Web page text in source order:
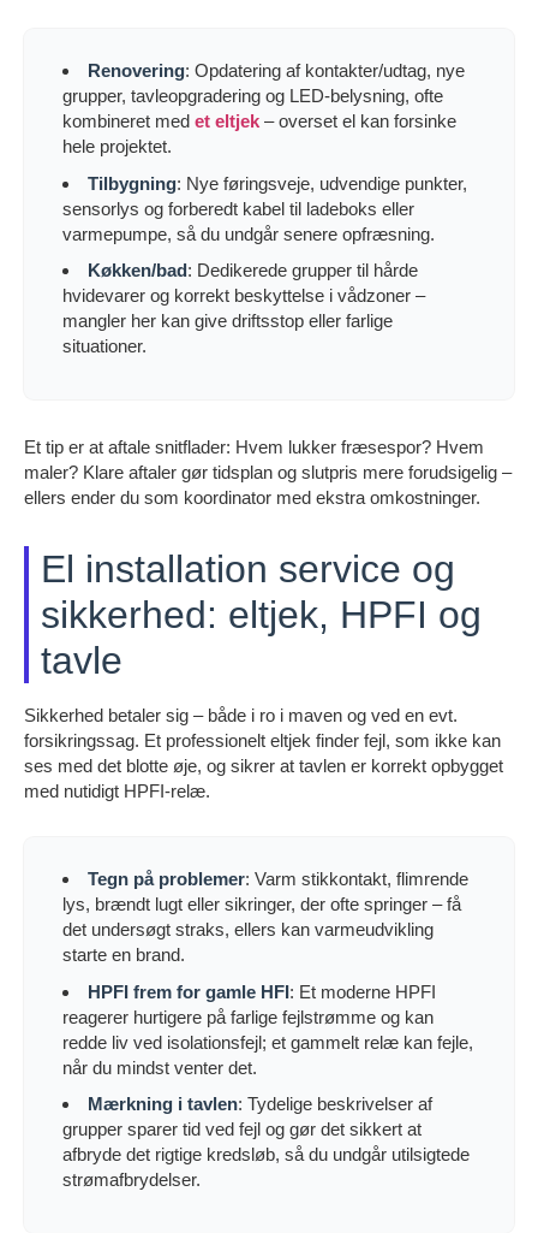
Renovering: Opdatering af kontakter/udtag, nye
grupper, tavleopgradering og LED-belysning, ofte
kombineret med et eltjek – overset el kan forsinke
hele projektet.
Tilbygning: Nye føringsveje, udvendige punkter,
sensorlys og forberedt kabel til ladeboks eller
varmepumpe, så du undgår senere opfræsning.
Køkken/bad: Dedikerede grupper til hårde
hvidevarer og korrekt beskyttelse i vådzoner –
mangler her kan give driftsstop eller farlige
situationer.
Et tip er at aftale snitflader: Hvem lukker fræsespor? Hvem
maler? Klare aftaler gør tidsplan og slutpris mere forudsigelig –
ellers ender du som koordinator med ekstra omkostninger.
El installation service og
sikkerhed: eltjek, HPFI og
tavle
Sikkerhed betaler sig – både i ro i maven og ved en evt.
forsikringssag. Et professionelt eltjek finder fejl, som ikke kan
ses med det blotte øje, og sikrer at tavlen er korrekt opbygget
med nutidigt HPFI-relæ.
Tegn på problemer: Varm stikkontakt, flimrende
lys, brændt lugt eller sikringer, der ofte springer – få
det undersøgt straks, ellers kan varmeudvikling
starte en brand.
HPFI frem for gamle HFI: Et moderne HPFI
reagerer hurtigere på farlige fejlstrømme og kan
redde liv ved isolationsfejl; et gammelt relæ kan fejle,
når du mindst venter det.
Mærkning i tavlen: Tydelige beskrivelser af
grupper sparer tid ved fejl og gør det sikkert at
afbryde det rigtige kredsløb, så du undgår utilsigtede
strømafbrydelser.